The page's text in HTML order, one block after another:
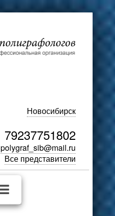
Новосибирск
79237751802
polygraf_sib@mail.ru
Все представители